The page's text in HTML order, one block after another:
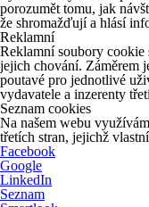
porozumět tomu, jak
že shromažďují a hlásí
Reklamní
Reklamní soubory cookie
jejich chování. Záměrem
poutavé pro jednotlivé
vydavatele a inzerenty
Seznam cookies
Na našem webu
třetích stran, jejichž
Facebook
Google
LinkedIn
Seznam